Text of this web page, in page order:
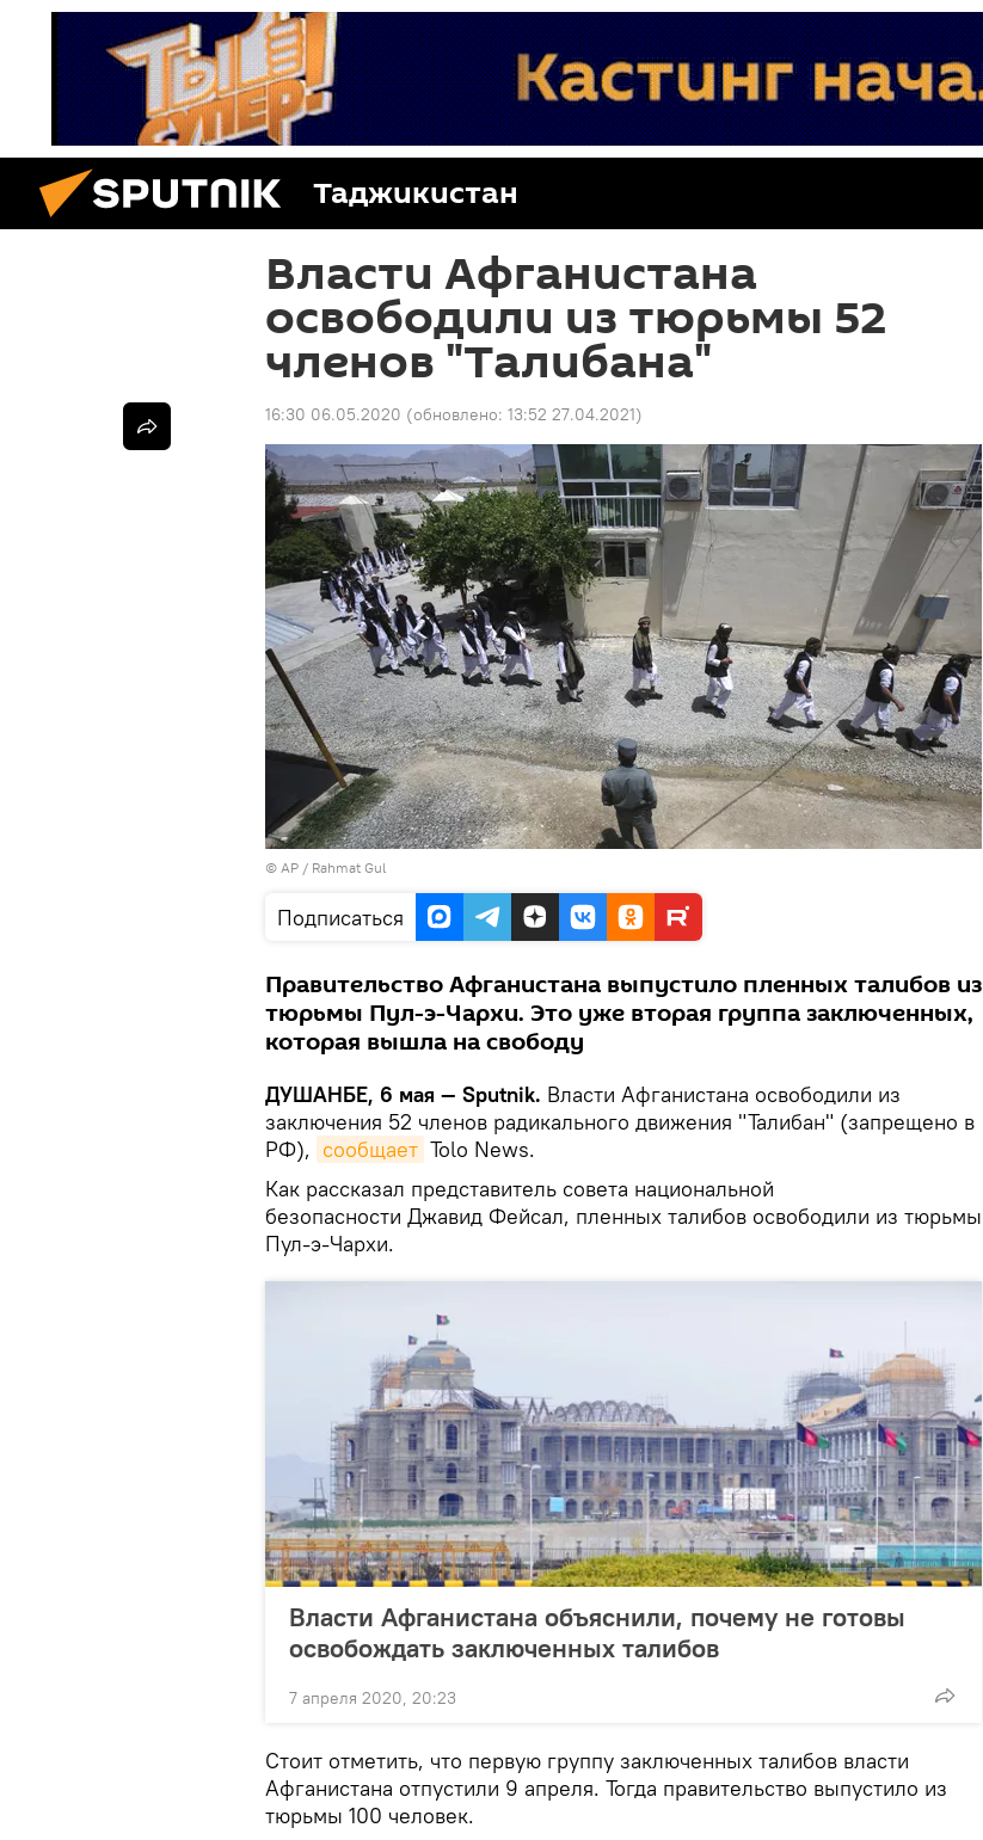
Таджикистан
Власти Афганистана
освободили из тюрьмы 52
членов "Талибана"
16:30 06.05.2020 (обновлено: 13:52 27.04.2021)
© AP / Rahmat Gul
Подписаться
Правительство Афганистана выпустило пленных талибов из
тюрьмы Пул-э-Чархи. Это уже вторая группа заключенных,
которая вышла на свободу
ДУШАНБЕ, 6 мая — Sputnik. Власти Афганистана освободили из
заключения 52 членов радикального движения "Талибан" (запрещено в
РФ), сообщает Tolo News.
Как рассказал представитель совета национальной
безопасности Джавид Фейсал, пленных талибов освободили из тюрьмы
Пул-э-Чархи.
Власти Афганистана объяснили, почему не готовы
освобождать заключенных талибов
7 апреля 2020, 20:23
Стоит отметить, что первую группу заключенных талибов власти
Афганистана отпустили 9 апреля. Тогда правительство выпустило из
тюрьмы 100 человек.